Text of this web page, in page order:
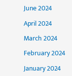
June 2024
April 2024
March 2024
February 2024
January 2024